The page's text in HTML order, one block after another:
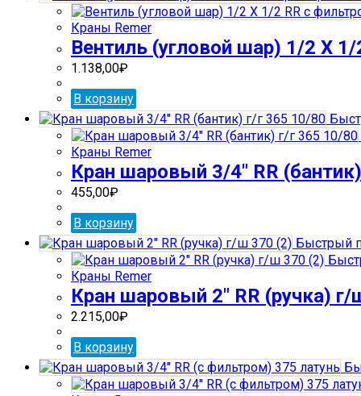
Краны Remer
Вентиль (угловой шар) 1/2 Х
1.138,00₽
В корзину
Краны Remer
Кран шаровый 3/4″ RR
455,00₽
В корзину
Быстрый
Краны Remer
Кран шаровый 2″ RR (ручка)
2.215,00₽
В корзину